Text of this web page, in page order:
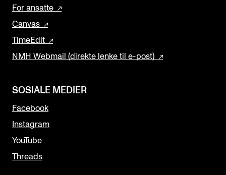
For ansatte
Canvas
TimeEdit
NMH Webmail (direkte lenke til e-post)
SOSIALE MEDIER
Facebook
Instagram
YouTube
Threads